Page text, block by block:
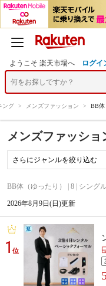
ようこそ 楽天市場へ ログイ
ング > メンズファッション > BB体
メンズファッショ
BB体（ゆったり） | 8 | シング
2026年8月9日(日)更新
1位